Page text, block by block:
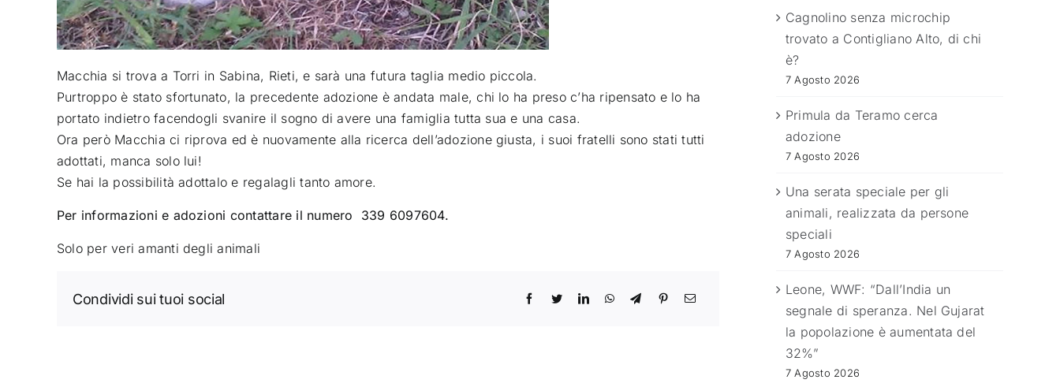
Macchia si trova a Torri in Sabina, Rieti, e sarà una futura taglia medio piccola.
Purtroppo è stato sfortunato, la precedente adozione è andata male, chi lo ha preso c’ha ripensato e lo ha
portato indietro facendogli svanire il sogno di avere una famiglia tutta sua e una casa.
Ora però Macchia ci riprova ed è nuovamente alla ricerca dell’adozione giusta, i suoi fratelli sono stati tutti
adottati, manca solo lui!
Se hai la possibilità adottalo e regalagli tanto amore.
Per informazioni e adozioni contattare il numero 339 6097604.
Solo per veri amanti degli animali
Condividi sui tuoi social
Cagnolino senza microchip
trovato a Contigliano Alto, di chi
è?
7 Agosto 2026
Primula da Teramo cerca
adozione
7 Agosto 2026
Una serata speciale per gli
animali, realizzata da persone
speciali
7 Agosto 2026
Leone, WWF: “Dall’India un
segnale di speranza. Nel Gujarat
la popolazione è aumentata del
32%”
7 Agosto 2026